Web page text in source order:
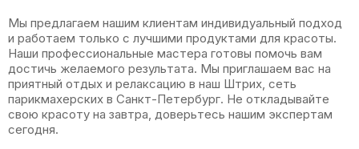
Мы предлагаем нашим клиентам индивидуальный подход
и работаем только с лучшими продуктами для красоты.
Наши профессиональные мастера готовы помочь вам
достичь желаемого результата. Мы приглашаем вас на
приятный отдых и релаксацию в наш Штрих, сеть
парикмахерских в Санкт-Петербург. Не откладывайте
свою красоту на завтра, доверьтесь нашим экспертам
сегодня.